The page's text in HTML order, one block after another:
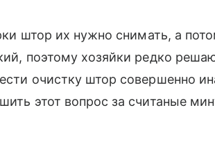
штор их нужно снимать, а
поэтому хозяйки редко
очистку штор совершенно
этот вопрос за считаные